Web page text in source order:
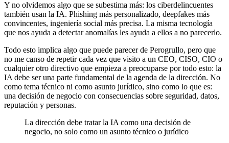
Y no olvidemos algo que se subestima más: los ciberdelincuentes
también usan la IA. Phishing más personalizado, deepfakes más
convincentes, ingeniería social más precisa. La misma tecnología
que nos ayuda a detectar anomalías les ayuda a ellos a no parecerlo.
Todo esto implica algo que puede parecer de Perogrullo, pero que
no me canso de repetir cada vez que visito a un CEO, CISO, CIO o
cualquier otro directivo que empieza a preocuparse por todo esto: la
IA debe ser una parte fundamental de la agenda de la dirección. No
como tema técnico ni como asunto jurídico, sino como lo que es:
una decisión de negocio con consecuencias sobre seguridad, datos,
reputación y personas.
La dirección debe tratar la IA como una decisión de
negocio, no solo como un asunto técnico o jurídico